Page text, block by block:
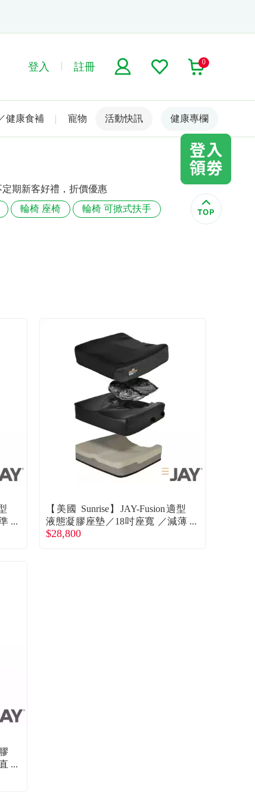
登入 註冊 0
健康食補 寵物 名人嚴選
活動快訊 健康專欄
定期新客好禮，折價優惠
輪椅 座椅 輪椅 可掀式扶手
【美國 Sunrise】JAY-Fusion適型
液態凝膠座墊／18吋座寬 ／減薄
款 廠商直送
$28,800